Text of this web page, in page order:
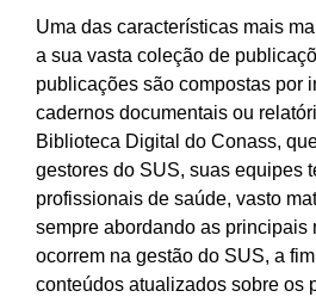
Uma das características mais
a sua vasta coleção de
publicações são compostas por
cadernos documentais ou
Biblioteca Digital do Conass,
gestores do SUS, suas equipes
profissionais de saúde, vasto
sempre abordando as principais
ocorrem na gestão do SUS, a
conteúdos atualizados sobre os